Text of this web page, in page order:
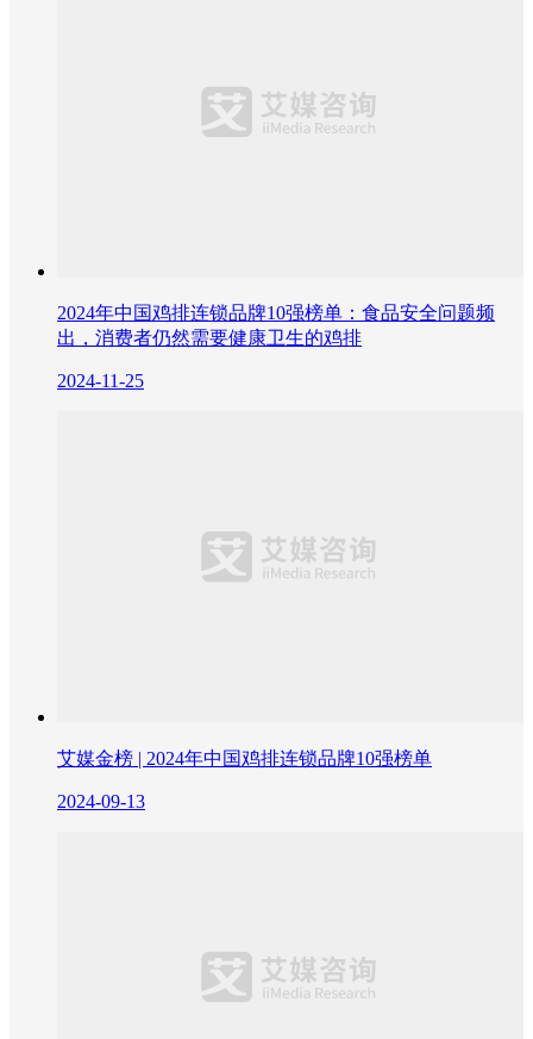
2024年中国鸡排连锁品牌10强榜单：食品安全问题频
出，消费者仍然需要健康卫生的鸡排
2024-11-25
艾媒金榜 | 2024年中国鸡排连锁品牌10强榜单
2024-09-13